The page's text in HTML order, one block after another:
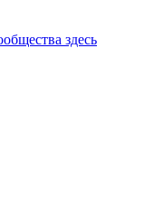
здесь